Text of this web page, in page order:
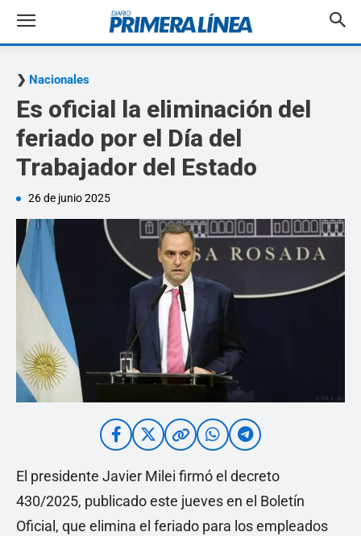
Nacionales
Es oficial la eliminación del
feriado por el Día del
Trabajador del Estado
26 de junio 2025
El presidente Javier Milei firmó el decreto
430/2025, publicado este jueves en el Boletín
Oficial, que elimina el feriado para los empleados